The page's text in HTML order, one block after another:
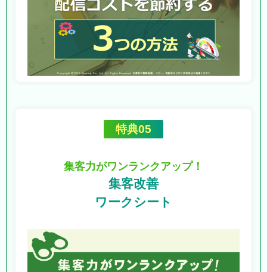
特典05
集客力がワンランクアップ！
集客改善
ワークシート